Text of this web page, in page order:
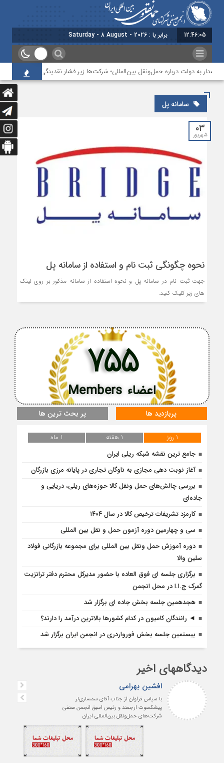
12:46:05 برابر با : Saturday - 8 August - 2026
هشدار به دولت درباره حمل‌ونقل بین‌المللی؛ شرکت‌ها زیر فشار نقدینگی، مالیات و افت
سامانه پل
۰۳
شهریور
نحوه چگونگی ثبت نام و استفاده از سامانه پل
جهت ثبت نام در سامانه پل و نحوه استفاده از سامانه مذکور بر روی لینک
های زیر کلیک کنید.
اعضاء Members
755
پربازدید ها پر بحث ترین ها
1 روز 1 هفته
1 ماه
جامع ترین نقشه شبکه ریلی ایران
آغاز نوبت دهی مجازی به ناوگان تجاری در پایانه مرزی بازرگان
بررسی چالش‌های حمل ونقل کالا حوزه‌های ریلی، دریایی و
جاده‌ای
کارمزد تشریفات ترخیص کالا در سال ۱۴۰۴
سی و چهارمین دوره آزمون حمل و نقل بین المللی
دوره آموزش حمل ونقل بین المللی برای مجموعه بازرگانی فولاد
سلین والا
برگزاری جلسه ای فوق العاده با حضور مدیرکل محترم دفتر ترانزیت
گمرک ج.ا.ا در محل انجمن
هجدهمین جلسه بخش جاده ای برگزار شد
◄ رانندگان کامیون در کدام کشورها بالاترین درآمد را دارند؟
بیستمین جلسه بخش فورواردری در انجمن ایران برگزار شد
دیدگاههای اخیر
افشین بهرامی
با سپاس فراوان از جناب آقای سمساری‌لر
پیشکسوت ارجمند و رئیس اسبق انجمن صنفی
شرکت‌های حمل‌ونقل بین‌المللی ایران